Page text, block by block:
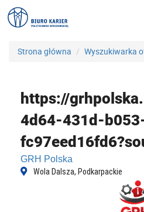
Strona główna Wyszukiwarka
https://
4d64-431d-
GRH Polska
Wola Dalsza, Podkarpackie